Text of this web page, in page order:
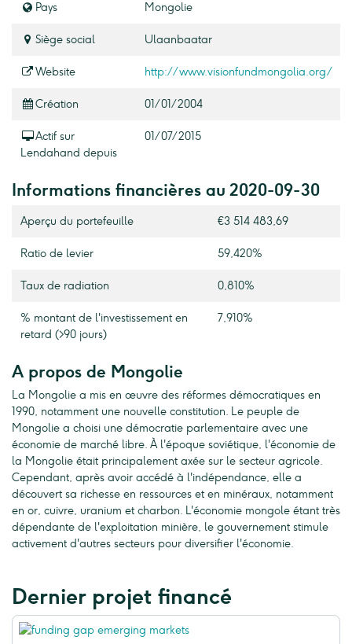
Pays Mongolie
Siège social Ulaanbaatar
Website http://www.visionfundmongolia.org/
Création 01/01/2004
Actif sur
Lendahand depuis
01/07/2015
Informations financières au 2020-09-30
Aperçu du portefeuille €3 514 483,69
Ratio de levier 59,420%
Taux de radiation 0,810%
% montant de l'investissement en
retard (>90 jours)
7,910%
A propos de Mongolie
La Mongolie a mis en œuvre des réformes démocratiques en
1990, notamment une nouvelle constitution. Le peuple de
Mongolie a choisi une démocratie parlementaire avec une
économie de marché libre. À l'époque soviétique, l'économie de
la Mongolie était principalement axée sur le secteur agricole.
Cependant, après avoir accédé à l'indépendance, elle a
découvert sa richesse en ressources et en minéraux, notamment
en or, cuivre, uranium et charbon. L'économie mongole étant très
dépendante de l'exploitation minière, le gouvernement stimule
activement d'autres secteurs pour diversifier l'économie.
Dernier projet financé